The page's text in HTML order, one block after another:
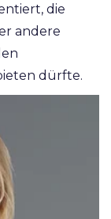
die
andere
dürfte.